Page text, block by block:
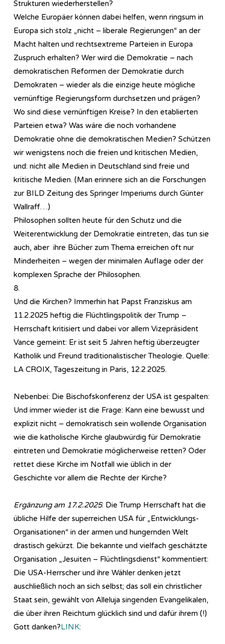
Strukturen wiederherstellen?
Welche Europäer können dabei helfen, wenn ringsum in
Europa sich stolz „nicht – liberale Regierungen“ an der
Macht halten und rechtsextreme Parteien in Europa
Zuspruch erhalten? Wer wird die Demokratie – nach
demokratischen Reformen der Demokratie durch
Demokraten – wieder als die einzige heute mögliche
vernünftige Regierungsform durchsetzen und prägen?
Wo sind diese vernünftigen Kreise? In den etablierten
Parteien etwa? Was wäre die noch vorhandene
Demokratie ohne die demokratischen Medien? Schützen
wir wenigstens noch die freien und kritischen Medien,
und: nicht alle Medien in Deutschland sind freie und
kritische Medien. (Man erinnere sich an die Forschungen
zur BILD Zeitung des Springer Imperiums durch Günter
Wallraff…)
Philosophen sollten heute für den Schutz und die
Weiterentwicklung der Demokratie eintreten, das tun sie
auch, aber ihre Bücher zum Thema erreichen oft nur
Minderheiten – wegen der minimalen Auflage oder der
komplexen Sprache der Philosophen.
8.
Und die Kirchen? Immerhin hat Papst Franziskus am
11.2.2025 heftig die Flüchtlingspolitik der Trump –
Herrschaft kritisiert und dabei vor allem Vizepräsident
Vance gemeint: Er ist seit 5 Jahren heftig überzeugter
Katholik und Freund traditionalistischer Theologie. Quelle:
LA CROIX, Tageszeitung in Paris, 12.2.2025.
Nebenbei: Die Bischofskonferenz der USA ist gespalten:
Und immer wieder ist die Frage: Kann eine bewusst und
explizit nicht – demokratisch sein wollende Organisation
wie die katholische Kirche glaubwürdig für Demokratie
eintreten und Demokratie möglicherweise retten? Oder
rettet diese Kirche im Notfall wie üblich in der
Geschichte vor allem die Rechte der Kirche?
Ergänzung am 17.2.2025: Die Trump Herrschaft hat die
übliche Hilfe der superreichen USA für „Entwicklungs-
Organisationen“ in der armen und hungernden Welt
drastisch gekürzt. Die bekannte und vielfach geschätzte
Organisation „Jesuiten – Flüchtlingsdienst“ kommentiert:
Die USA-Herrscher und ihre Wähler denken jetzt
auschließlich noch an sich selbst; das soll ein christlicher
Staat sein, gewählt von Alleluja singenden Evangelikalen,
die über ihren Reichtum glücklich sind und dafür ihrem (!)
Gott danken?LINK: